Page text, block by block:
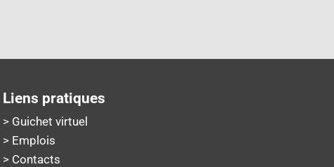
Liens pratiques
> Guichet virtuel
> Emplois
> Contacts